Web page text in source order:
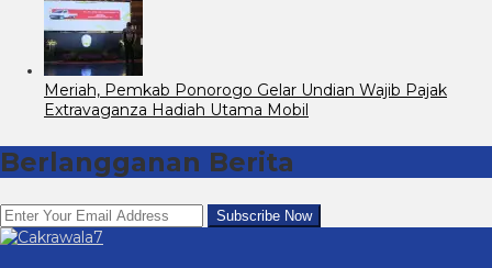
Meriah, Pemkab Ponorogo Gelar Undian Wajib Pajak
Extravaganza Hadiah Utama Mobil
Berlangganan Berita